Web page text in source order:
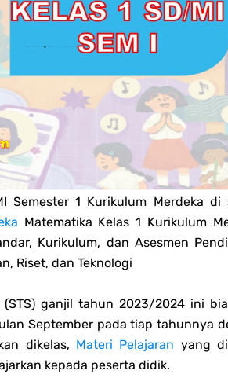
MA
Hadis Semua Jenjang Tahun 2026
Semester 1 Kurikulum Merdeka di
Matematika Kelas 1 Kurikulum
Kurikulum, dan Asesmen
Riset, dan Teknologi
ganjil tahun 2023/2024 ini
September pada tiap tahunnya
dikelas, Materi Pelajaran yang
kepada peserta didik.